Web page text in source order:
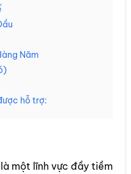
Năm
hỗ trợ:
một lĩnh vực đầy tiềm